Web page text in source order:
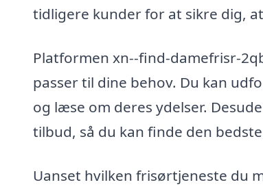
tidligere kunder for at sikre dig,
Platformen xn--find-damefrisr-
passer til dine behov. Du kan
og læse om deres ydelser.
tilbud, så du kan finde den
Uanset hvilken frisørtjeneste du